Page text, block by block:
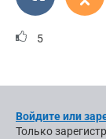
5
Войдите или
Только